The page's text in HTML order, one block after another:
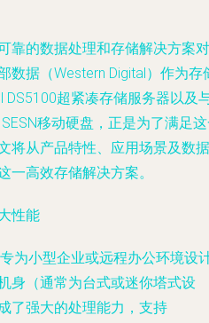
靠的数据处理和存储解决方案对
数据（Western Digital）作为存
DS5100超紧凑存储服务器以及
移动硬盘，正是为了满足
将从产品特性、应用场景及数据
一高效存储解决方案。
性能
为小型企业或远程办公环境设
身（通常为台式或迷你塔式设
了强大的处理能力，支持